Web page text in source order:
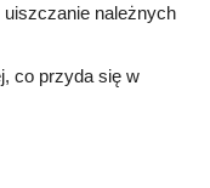
należnych
co przyda się w